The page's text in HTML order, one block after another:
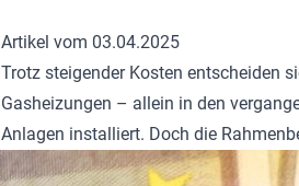
Artikel vom 03.04.2025
Trotz steigender Kosten entscheiden
Gasheizungen – allein in den
Anlagen installiert. Doch die